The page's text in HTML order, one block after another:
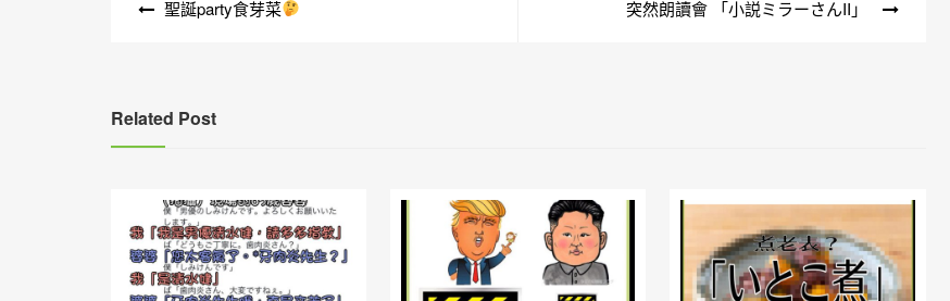
聖誕party食芽菜 突然朗讀會 「小説ミラーさんII」
Related Post